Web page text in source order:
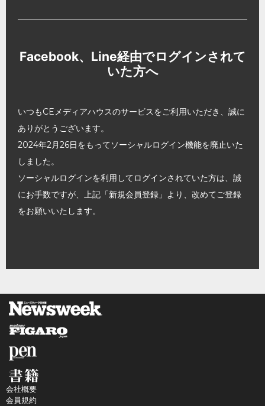
Facebook、Line経由でログインされて
いた方へ
いつもCEメディアハウスのサービスをご利用いただき、誠に
ありがとうございます。
2024年2月26日をもってソーシャルログイン機能を廃止いた
しました。
ソーシャルログインを利用してログインされていた方は、誠
にお手数ですが、上記「新規会員登録」より、改めてご登録
をお願いいたします。
会社概要
会員規約